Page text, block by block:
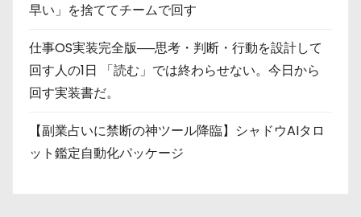
早い」を捨ててチームで回す
仕事OS実装完全版──思考・判断・行動を設計して
回す人の1日 「読む」では終わらせない。今日から
回す実装書だ。
【副業占いに禁断の神ツール降臨】シャドウAIタロ
ット鑑定自動化パッケージ